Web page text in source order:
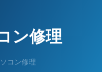
ン修理
コン修理